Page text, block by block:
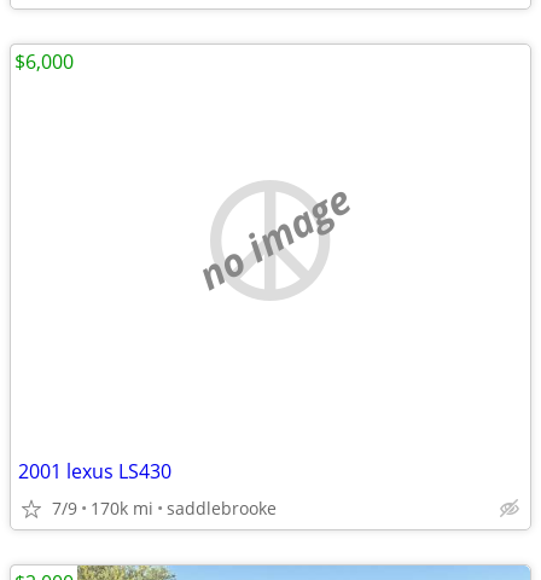
no image
2001 lexus LS430
7/9 170k mi saddlebrooke
$6,000